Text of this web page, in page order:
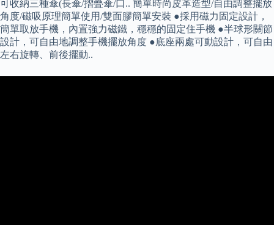
可收納三種傘(長傘/摺疊傘/口.. 簡單時尚皮革造型/自由調整擺放
角度/磁吸原理簡單使用/雙面膠簡單安裝 ●採用磁力固定設計，
簡單取放手機，內置強力磁鐵，穩穩的固定住手機 ●半球形關節
設計，可自由地調整手機擺放角度 ●底座兩處可動設計，可自由
左右旋轉、前後擺動..